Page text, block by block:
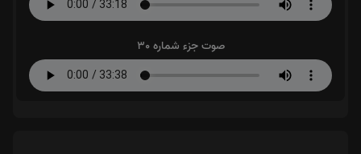
صوت جزء شماره 30